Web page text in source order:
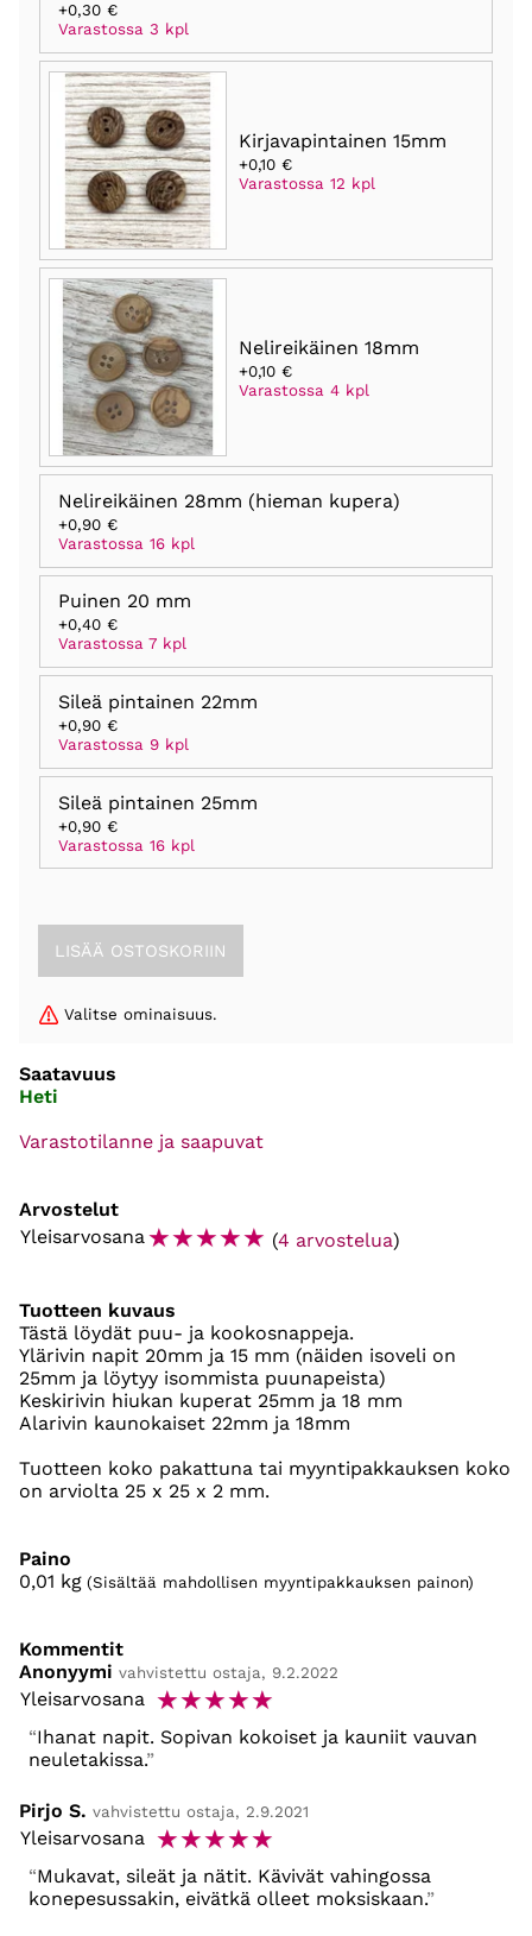
+0,30 €
Varastossa 3 kpl
Kirjavapintainen 15mm
+0,10 €
Varastossa 12 kpl
Nelireikäinen 18mm
+0,10 €
Varastossa 4 kpl
Nelireikäinen 28mm (hieman kupera)
+0,90 €
Varastossa 16 kpl
Puinen 20 mm
+0,40 €
Varastossa 7 kpl
Sileä pintainen 22mm
+0,90 €
Varastossa 9 kpl
Sileä pintainen 25mm
+0,90 €
Varastossa 16 kpl
Valitse ominaisuus.
Saatavuus
Heti
Varastotilanne ja saapuvat
Arvostelut
Yleisarvosana☆☆☆☆☆ (4 arvostelua)
Tuotteen kuvaus
Tästä löydät puu- ja kookosnappeja.
Ylärivin napit 20mm ja 15 mm (näiden isoveli on
25mm ja löytyy isommista puunapeista)
Keskirivin hiukan kuperat 25mm ja 18 mm
Alarivin kaunokaiset 22mm ja 18mm
Tuotteen koko pakattuna tai myyntipakkauksen koko
on arviolta 25 x 25 x 2 mm.
Paino
0,01 kg (Sisältää mahdollisen myyntipakkauksen painon)
Kommentit
Anonyymi vahvistettu ostaja, 9.2.2022
Yleisarvosana ☆☆☆☆☆
Ihanat napit. Sopivan kokoiset ja kauniit vauvan
neuletakissa.
Pirjo S. vahvistettu ostaja, 2.9.2021
Yleisarvosana ☆☆☆☆☆
Mukavat, sileät ja nätit. Kävivät vahingossa
konepesussakin, eivätkä olleet moksiskaan.